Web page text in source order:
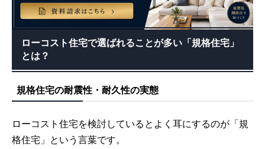
ローコスト住宅で選ばれることが多い「規格住宅」
とは？
規格住宅の耐震性・耐久性の実態
ローコスト住宅を検討しているとよく耳にするのが「規
格住宅」という言葉です。